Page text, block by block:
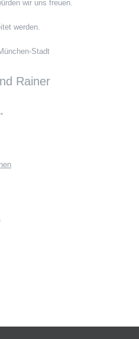
wir uns freuen.
werden.
Stadt
Rainer